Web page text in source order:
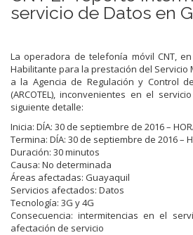
servicio de Datos en
La operadora de telefonía móvil CNT,
Habilitante para la prestación del Servicio
a la Agencia de Regulación y Control
(ARCOTEL), inconvenientes en el
siguiente detalle:
Inicia: DÍA: 30 de septiembre de 2016 –
Termina: DÍA: 30 de septiembre de 2016 –
Duración: 30 minutos
Causa: No determinada
Áreas afectadas: Guayaquil
Servicios afectados: Datos
Tecnología: 3G y 4G
Consecuencia: intermitencias en el
afectación de servicio